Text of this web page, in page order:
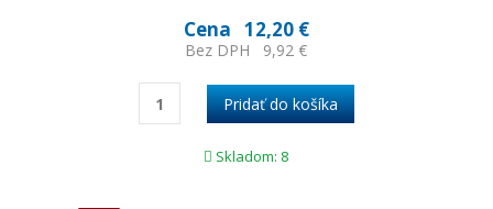
Cena 12,20 €
Bez DPH 9,92 €
Skladom: 8